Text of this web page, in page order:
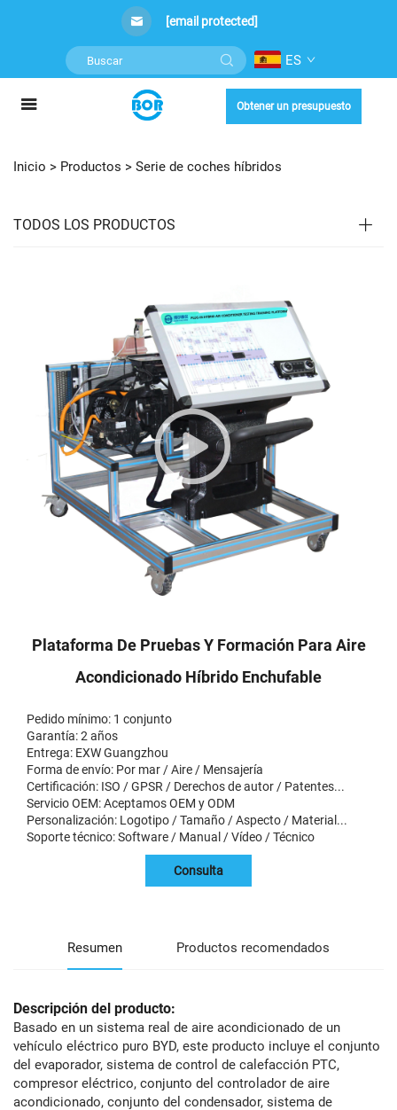
[email protected]
ES
Obtener un presupuesto
Inicio > Productos > Serie de coches híbridos
TODOS LOS PRODUCTOS
Plataforma De Pruebas Y Formación Para Aire
Acondicionado Híbrido Enchufable
Pedido mínimo: 1 conjunto
Garantía: 2 años
Entrega: EXW Guangzhou
Forma de envío: Por mar / Aire / Mensajería
Certificación: ISO / GPSR / Derechos de autor / Patentes...
Servicio OEM: Aceptamos OEM y ODM
Personalización: Logotipo / Tamaño / Aspecto / Material...
Soporte técnico: Software / Manual / Vídeo / Técnico
Consulta
Resumen Productos recomendados
Descripción del producto:
Basado en un sistema real de aire acondicionado de un
vehículo eléctrico puro BYD, este producto incluye el conjunto
del evaporador, sistema de control de calefacción PTC,
compresor eléctrico, conjunto del controlador de aire
acondicionado, conjunto del condensador, sistema de